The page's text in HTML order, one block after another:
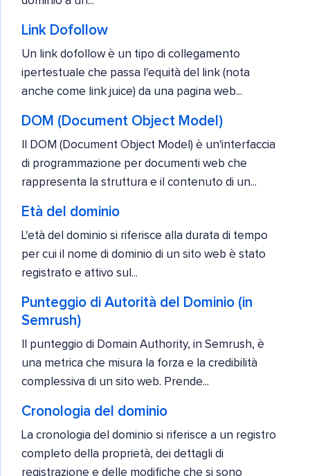
Link Dofollow
Un link dofollow è un tipo di collegamento
ipertestuale che passa l'equità del link (nota
anche come link juice) da una pagina web...
DOM (Document Object Model)
Il DOM (Document Object Model) è un'interfaccia
di programmazione per documenti web che
rappresenta la struttura e il contenuto di un...
Età del dominio
L'età del dominio si riferisce alla durata di tempo
per cui il nome di dominio di un sito web è stato
registrato e attivo sul...
Punteggio di Autorità del Dominio (in
Semrush)
Il punteggio di Domain Authority, in Semrush, è
una metrica che misura la forza e la credibilità
complessiva di un sito web. Prende...
Cronologia del dominio
La cronologia del dominio si riferisce a un registro
completo della proprietà, dei dettagli di
registrazione e delle modifiche che si sono